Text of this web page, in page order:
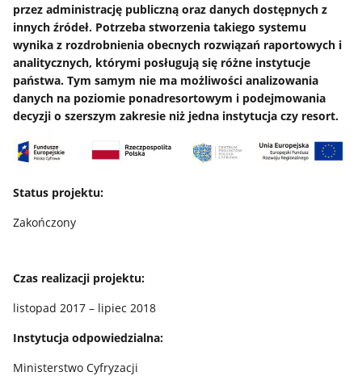
przez administrację publiczną oraz danych dostępnych z
innych źródeł. Potrzeba stworzenia takiego systemu
wynika z rozdrobnienia obecnych rozwiązań raportowych i
analitycznych, którymi posługują się różne instytucje
państwa. Tym samym nie ma możliwości analizowania
danych na poziomie ponadresortowym i podejmowania
decyzji o szerszym zakresie niż jedna instytucja czy resort.
Status projektu:
Zakończony
Czas realizacji projektu:
listopad 2017 – lipiec 2018
Instytucja odpowiedzialna:
Ministerstwo Cyfryzacji